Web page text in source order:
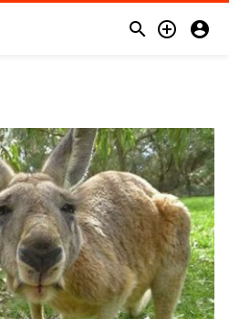
  